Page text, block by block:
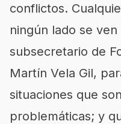
conflictos.
ningún lado se
subsecretario de
Martín Vela Gil,
situaciones que
problemáticas; y